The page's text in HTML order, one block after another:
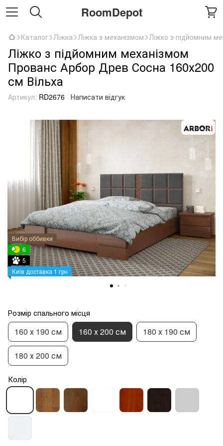
RoomDepot
Каталог Ліжка Ліжка з механізмом Ліжко з підйомним
Ліжко з підйомним механізмом
Прованс Арбор Древ Сосна 160х200
см Вільха
Артикул: RD2676 Написати відгук
Вибір оббивки
6
5
Київ доставка 1 грн
Розмір спального місця
160 х 190 см 160 х 200 см 180 х 190 см
180 х 200 см
Колір